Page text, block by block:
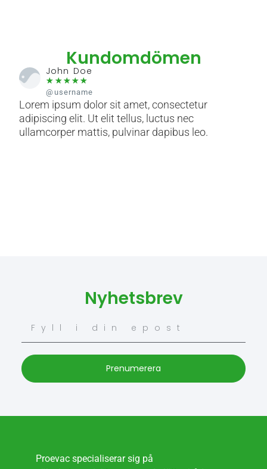
Kundomdömen
John Doe
☆ ☆☆☆☆
@username
Lorem ipsum dolor sit amet, consectetur
adipiscing elit. Ut elit tellus, luctus nec
ullamcorper mattis, pulvinar dapibus leo.
Nyhetsbrev
Prenumerera
Proevac specialiserar sig på